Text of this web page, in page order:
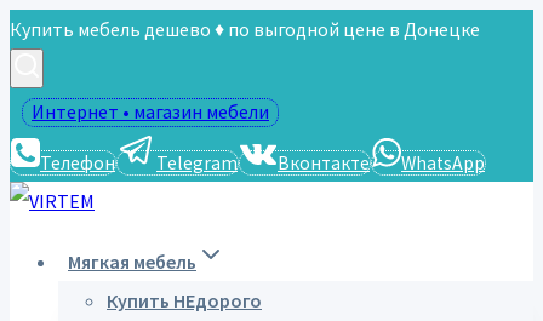
Перейти
содержимому
Купить мебель дешево ♦ по выгодной цене в Донецке
Интернет • магазин мебели
Телефон Telegram Вконтакте WhatsApp
Мягкая мебель
Купить НЕдорого